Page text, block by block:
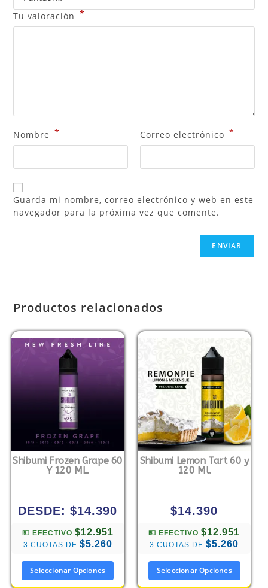
Tu valoración *
Nombre * Correo electrónico *
Guarda mi nombre, correo electrónico y web en este
navegador para la próxima vez que comente.
Productos relacionados
Shibumi Frozen Grape 60
Y 120 ML.
DESDE:$14.390
💵 EFECTIVO $12.951
3 CUOTAS DE $5.260
Seleccionar Opciones
Shibumi Lemon Tart 60 y
120 Ml.
$14.390
💵 EFECTIVO$12.951
3 CUOTAS DE$5.260
Seleccionar Opciones